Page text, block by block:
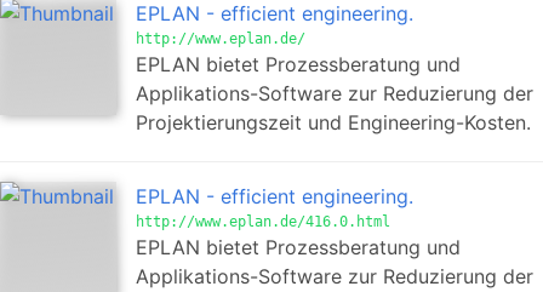
EPLAN - efficient engineering.
http://www.eplan.de/
EPLAN bietet Prozessberatung und
Applikations-Software zur Reduzierung der
Projektierungszeit und Engineering-Kosten.
EPLAN - efficient engineering.
http://www.eplan.de/416.0.html
EPLAN bietet Prozessberatung und
Applikations-Software zur Reduzierung der